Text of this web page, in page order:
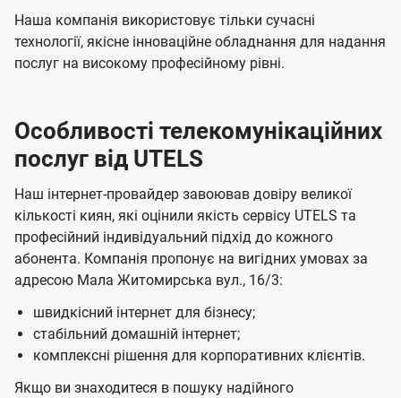
Наша компанія використовує тільки сучасні
технології, якісне інноваційне обладнання для надання
послуг на високому професійному рівні.
Особливості телекомунікаційних
послуг від UTELS
Наш інтернет-провайдер завоював довіру великої
кількості киян, які оцінили якість сервісу UTELS та
професійний індивідуальний підхід до кожного
абонента. Компанія пропонує на вигідних умовах за
адресою Мала Житомирська вул., 16/3:
швидкісний інтернет для бізнесу;
стабільний домашній інтернет;
комплексні рішення для корпоративних клієнтів.
Якщо ви знаходитеся в пошуку надійного